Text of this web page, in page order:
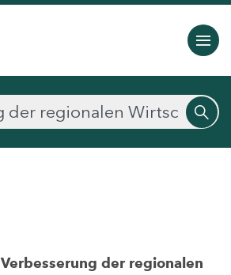
Verbesserung der regionalen